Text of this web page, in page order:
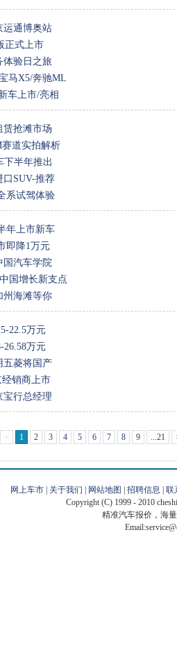
运通博奥站
正式上市
体验日之旅
马X5/奔驰ML
车上市/亮相
赁抢滩市场
赛道实拍解析
下半年推出
口SUV-推荐
系试驾体验
年上市新车
即降1万元
国汽车学院
国增长新支点
州海滩等你
22.5万元
26.58万元
五菱将国产
销商上市
宝行总经理
< 1 2 3 4 5 6 7 8 9 ...21
网上车市 关于我们 网站地图 招聘信息
联
Copyright (C) 1999 - 2010
精准汽车报价 ，海量